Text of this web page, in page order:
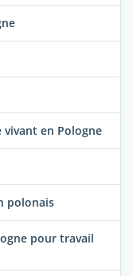
vivant en Pologne
polonais
pour travail